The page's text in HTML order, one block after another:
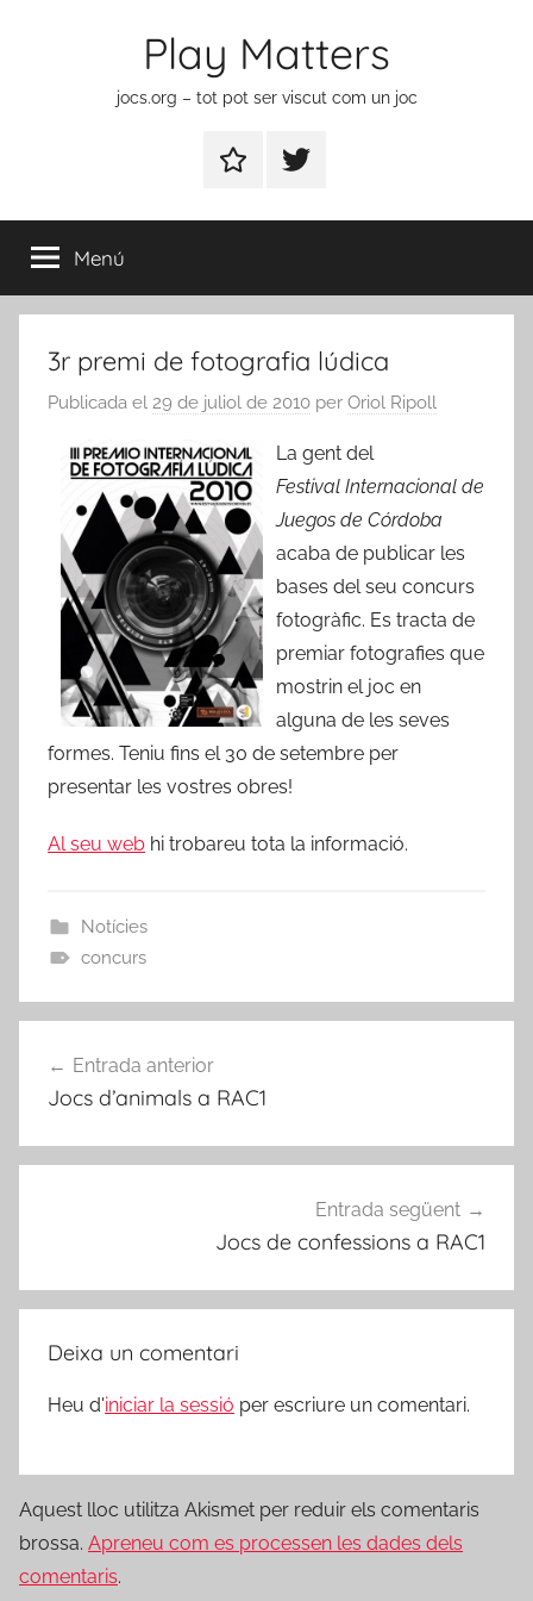
Play Matters
jocs.org – tot pot ser viscut com un joc
ContactarElement
menú
Menú
3r premi de fotografia lúdica
Publicada el 29 de juliol de 2010 per Oriol Ripoll
La gent del
Festival Internacional de
Juegos de Córdoba
acaba de publicar les
bases del seu concurs
fotogràfic. Es tracta de
premiar fotografies que
mostrin el joc en
alguna de les seves
formes. Teniu fins el 30 de setembre per
presentar les vostres obres!
Al seu web hi trobareu tota la informació.
Notícies
concurs
d'entrades
Entrada anterior
Jocs d’animals a RAC1
Entrada següent
Jocs de confessions a RAC1
Deixa un comentari
Heu d'iniciar la sessió per escriure un comentari.
Aquest lloc utilitza Akismet per reduir els comentaris
brossa. Apreneu com es processen les dades dels
comentaris.